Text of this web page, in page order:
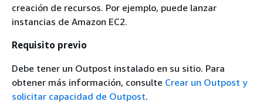
creación de recursos. Por ejemplo, puede lanzar
instancias de Amazon EC2.
Requisito previo
Debe tener un Outpost instalado en su sitio. Para
obtener más información, consulte Crear un Outpost y
solicitar capacidad de Outpost.